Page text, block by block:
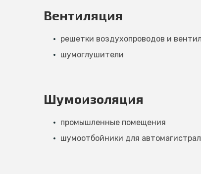
Вентиляция
решетки воздухопроводов и
шумоглушители
Шумоизоляция
промышленные помещения
шумоотбойники для